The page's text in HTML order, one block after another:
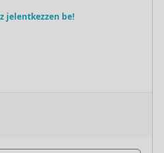
jelentkezzen be!